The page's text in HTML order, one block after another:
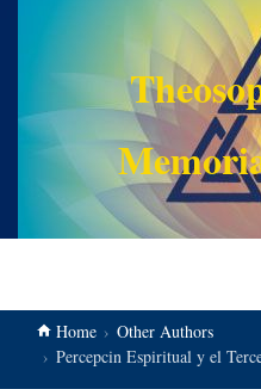
Home
Other Authors
Percepcin Espiritual y el